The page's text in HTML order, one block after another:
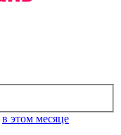
в этом месяце